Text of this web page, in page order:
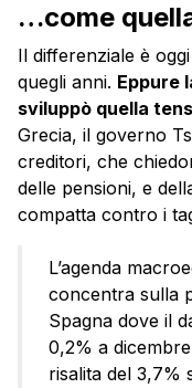
…come
Il differenziale è
quegli anni. Eppure
sviluppò quella
Grecia, il governo
creditori, che
delle pensioni, e
compatta contro i
L’agenda
concentra sulla
Spagna dove il
0,2% a
risalita del 3,7%